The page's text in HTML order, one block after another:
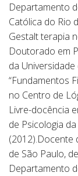
Departamento
Católica do Rio
Gestalt terapia
Doutorado em
da
“Fundamentos
no Centro de
Livre-docência
de Psicologia
(2012).Docente
de São Paulo,
Departamento